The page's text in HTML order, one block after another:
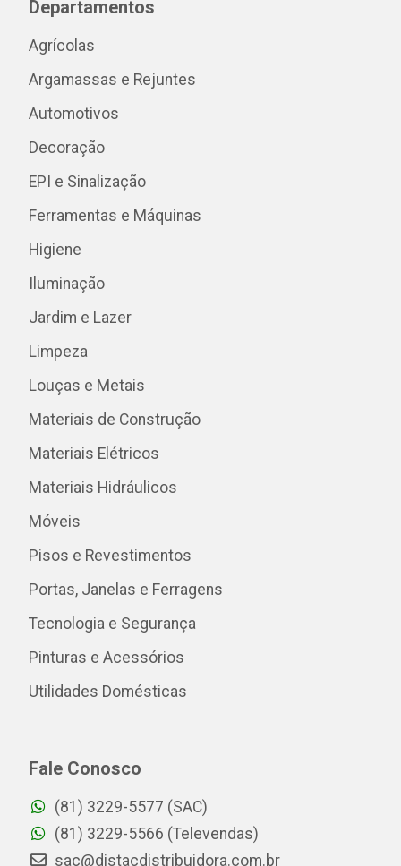
Departamentos
Agrícolas
Argamassas e Rejuntes
Automotivos
Decoração
EPI e Sinalização
Ferramentas e Máquinas
Higiene
Iluminação
Jardim e Lazer
Limpeza
Louças e Metais
Materiais de Construção
Materiais Elétricos
Materiais Hidráulicos
Móveis
Pisos e Revestimentos
Portas, Janelas e Ferragens
Tecnologia e Segurança
Pinturas e Acessórios
Utilidades Domésticas
Fale Conosco
(81) 3229-5577 (SAC)
(81) 3229-5566 (Televendas)
sac@distacdistribuidora.com.br